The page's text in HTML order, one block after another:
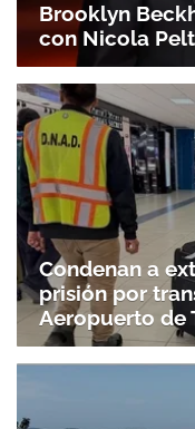
Gracias por
Brooklyn
con Nicola
Condenan a
prisión por
Aeropuerto de